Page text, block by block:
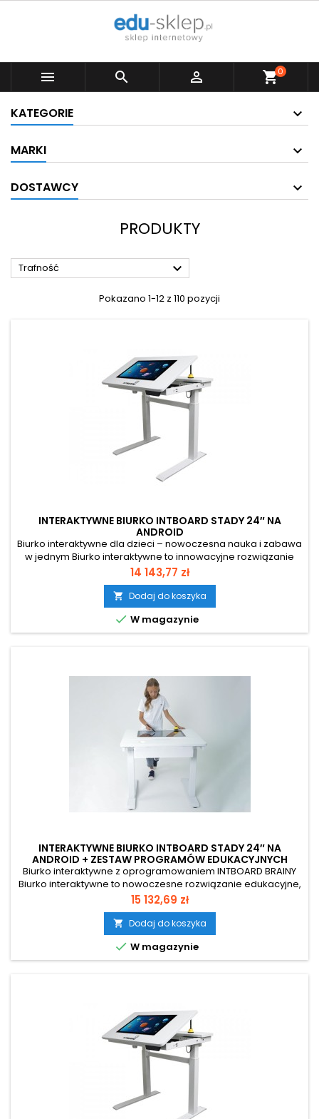
   shopping_cart0
KATEGORIE
MARKI
DOSTAWCY
PRODUKTY
Trafność 
Pokazano 1-12 z 110 pozycji
INTERAKTYWNE BIURKO INTBOARD STADY 24″ NA
ANDROID
Biurko interaktywne dla dzieci – nowoczesna nauka i zabawa
w jednym Biurko interaktywne to innowacyjne rozwiązanie
edukacyjne, które łączy funkcjonalność klasycznego biurka z
zaawansowaną technologią ekranu dotykowego. Dzięki
kompaktowej i ergonomicznej konstrukcji doskonale
sprawdzi się zarówno w domu, jak i w placówkach
edukacyjnych. Urządzenie...
Cena
14 143,77 zł
 Dodaj do koszyka
 W magazynie
INTERAKTYWNE BIURKO INTBOARD STADY 24″ NA
ANDROID + ZESTAW PROGRAMÓW EDUKACYJNYCH
INTBOARD BRAINY
Biurko interaktywne z oprogramowaniem INTBOARD BRAINY
Biurko interaktywne to nowoczesne rozwiązanie edukacyjne,
które łączy funkcję klasycznego biurka z technologią
dotykowego ekranu. Dzięki kompaktowej i ergonomicznej
konstrukcji doskonale sprawdzi się zarówno w domu, jak i w
placówkach edukacyjnych. Wyposażone w kolorowe gry i
zadania edukacyjne,...
Cena
15 132,69 zł
 Dodaj do koszyka
 W magazynie